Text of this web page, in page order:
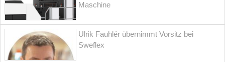
Maschine
Ulrik Fauhlér übernimmt Vorsitz bei
Sweflex